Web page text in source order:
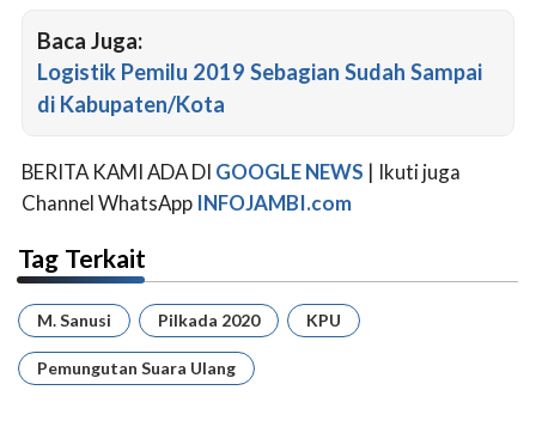
Baca Juga:
Logistik Pemilu 2019 Sebagian Sudah Sampai
di Kabupaten/Kota
BERITA KAMI ADA DI GOOGLE NEWS | Ikuti juga
Channel WhatsApp INFOJAMBI.com
Tag Terkait
M. Sanusi Pilkada 2020 KPU
Pemungutan Suara Ulang